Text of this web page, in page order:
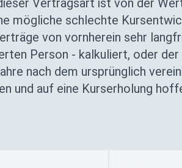
Vertragsart ist von der
mögliche schlechte
von vornherein sehr
Person - kalkuliert, oder
nach dem ursprünglich
und auf eine Kurserholung